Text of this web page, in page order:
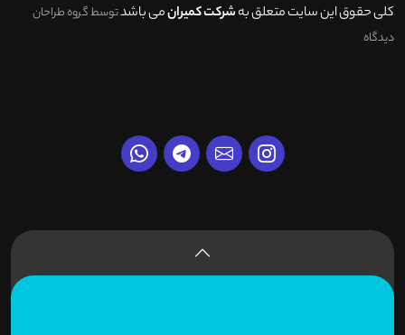
کلی حقوق این سایت متعلق بهشرکت کمیرانمی باشدتوسط گروه طراحان
دیدگاه